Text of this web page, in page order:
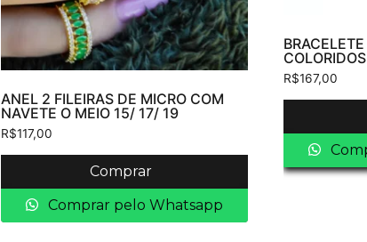
ANEL 2 FILEIRAS DE MICRO COM
NAVETE O MEIO 15/ 17/ 19
R$117,00
Comprar
Comprar pelo Whatsapp
COLORIDOS
R$167,00